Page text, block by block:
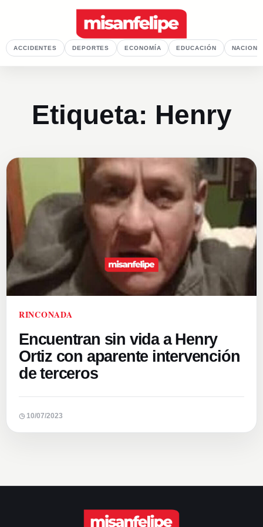
ACCIDENTES DEPORTES ECONOMÍA EDUCACIÓN
Etiqueta: Henry
RINCONADA
Encuentran sin vida a Henry
Ortiz con aparente intervención
de terceros
◷ 10/07/2023